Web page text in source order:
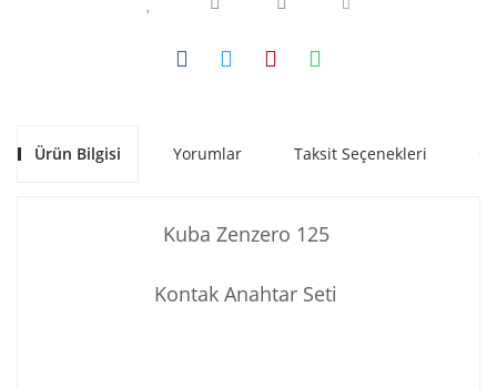
Ürün Bilgisi Yorumlar Taksit Seçenekleri
Kuba Zenzero 125
Kontak Anahtar Seti